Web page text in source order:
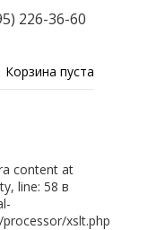
content at
line: 58 в
xslt.php
226-36-60
Корзина пуста